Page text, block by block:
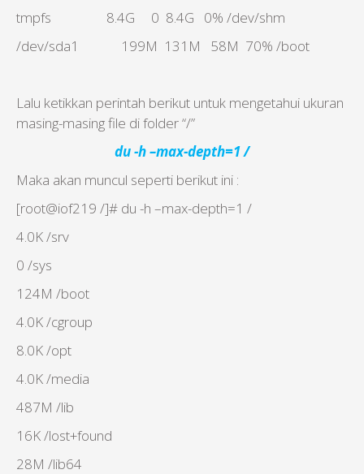
tmpfs 8.4G 0 8.4G 0% /dev/shm
/dev/sda1 199M 131M 58M 70% /boot
Lalu ketikkan perintah berikut untuk mengetahui ukuran
masing-masing file di folder “/”
du -h –max-depth=1 /
Maka akan muncul seperti berikut ini :
[root@iof219 /]# du -h –max-depth=1 /
4.0K /srv
0 /sys
124M /boot
4.0K /cgroup
8.0K /opt
4.0K /media
487M /lib
16K /lost+found
28M /lib64